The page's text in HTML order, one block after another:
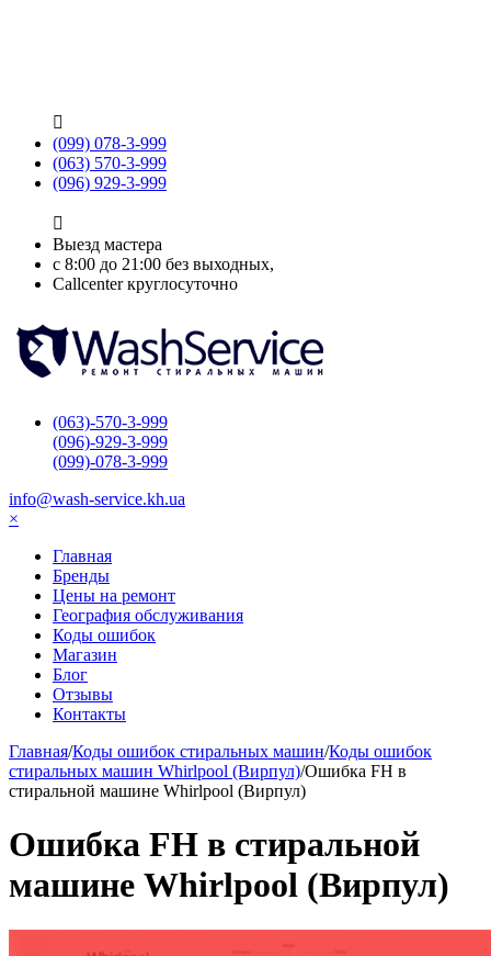

(099) 078-3-999
(063) 570-3-999
(096) 929-3-999

Выезд мастера
с 8:00 до 21:00 без выходных,
Callcenter круглосуточно
(063)-570-3-999
(096)-929-3-999
(099)-078-3-999
info@wash-service.kh.ua
×
Главная
Бренды
Цены на ремонт
География обслуживания
Коды ошибок
Магазин
Блог
Отзывы
Контакты
Главная/Коды ошибок стиральных машин/Коды ошибок
стиральных машин Whirlpool (Вирпул)/Ошибка FН в
стиральной машине Whirlpool (Вирпул)
Ошибка FН в стиральной
машине Whirlpool (Вирпул)